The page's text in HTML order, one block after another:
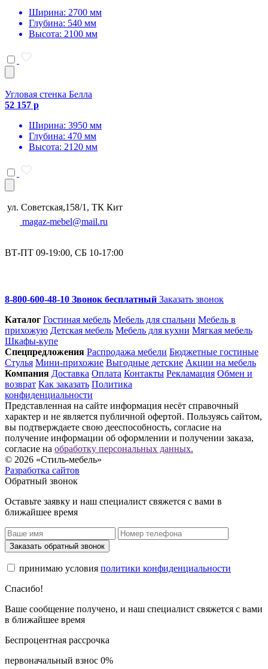
Ширина: 2700 мм
Глубина: 540 мм
Высота: 2100 мм
Угловая стенка Белла
52 157 р
Ширина: 3950 мм
Глубина: 470 мм
Высота: 2120 мм
ул. Советская,158/1, ТК Кит
magaz-mebel@mail.ru
ВТ-ПТ 09-19:00, СБ 10-17:00
8-800-600-48-10 Звонок бесплатный Заказать звонок
Каталог Гостиная мебель Мебель для спальни Мебель в
прихожую Детская мебель Мебель для кухни Мягкая мебель
Шкафы-купе
Спец­предложения Распродажа мебели Бюджетные гостиные
Стулья Мини-прихожие Выгодные детские Акции на мебель
Компания Доставка Оплата Контакты Рекламация Обмен и
возврат Как заказать Политика
конфиденциальности
Представленная на сайте информация несёт справочный
характер и не является публичной офертой. Пользуясь сайтом,
вы подтверждаете свою дееспособность, согласие на
получение информации об оформлении и получении заказа,
согласие на обработку персональных данных.
© 2026 «Стиль-мебель»
Разработка сайтов
Обратный звонок
Оставьте заявку и наш специалист свяжется с вами в
ближайшее время
Заказать обратный звонок
принимаю условия политики конфиденциальности
Спасибо!
Ваше сообщение получено, и наш специалист свяжется с вами
в ближайшее время
Беспроцентная рассрочка
первоначальный взнос 0%